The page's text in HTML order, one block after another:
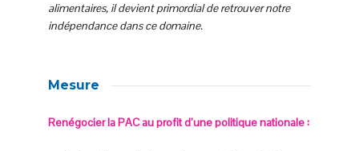
alimentaires, il devient primordial de retrouver notre
indépendance dans ce domaine.
Mesure
Renégocier la PAC au profit d’une politique nationale :